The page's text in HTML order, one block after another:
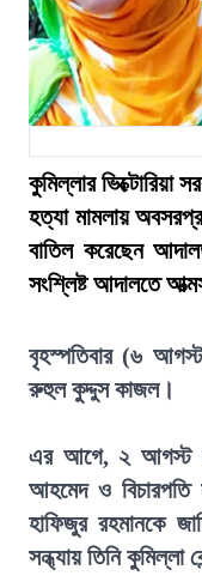
কুমিল্লার ভিক্টোরিয়া
হত্যা মামলায়
বাতিল করেছেন
সংশ্লিষ্ট আদালতে
বৃহস্পতিবার (৬
রুহুল কুদ্দুস কাজল।
এর আগে, ২ আগস্ট
আহমেদ ও বিচারপতি
হাফিজুর রহমানকে
সন্ধ্যায় তিনি কুমিল্লা